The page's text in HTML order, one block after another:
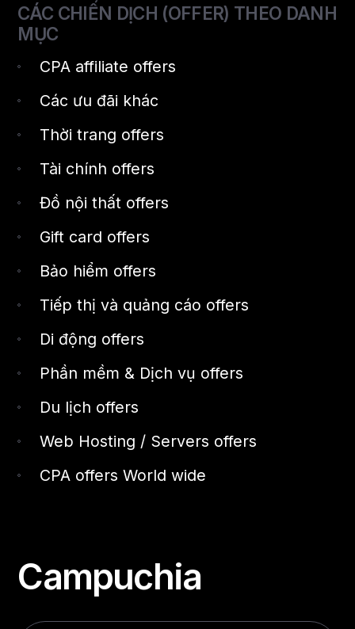
CÁC CHIẾN DỊCH (OFFER) THEO DANH
MỤC
CPA affiliate offers
Các ưu đãi khác
Thời trang offers
Tài chính offers
Đồ nội thất offers
Gift card offers
Bảo hiểm offers
Tiếp thị và quảng cáo offers
Di động offers
Phần mềm & Dịch vụ offers
Du lịch offers
Web Hosting / Servers offers
CPA offers World wide
Campuchia